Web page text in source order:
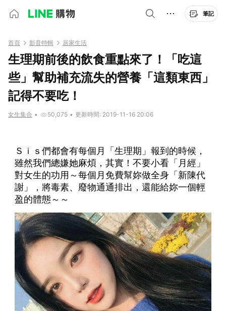
筆記
首頁 影音特輯 居家生活
生理期前後的飲食重點來了！「吃這
些」幫助補充流失的營養「這類東西」
記得不要吃！
女生集合 • 50,075 • 更新時間: 2019-11-16 20:06
Ｓｉｓ們都會有每個月「生理期」報到的時候，
雖然我們總嫌她麻煩，其實！不要小看「月經」
對女生的功用～每個月免費幫妳做全身「新陳代
謝」，將毒素、廢物通通排出，還能給妳一個輕
盈的體態～～